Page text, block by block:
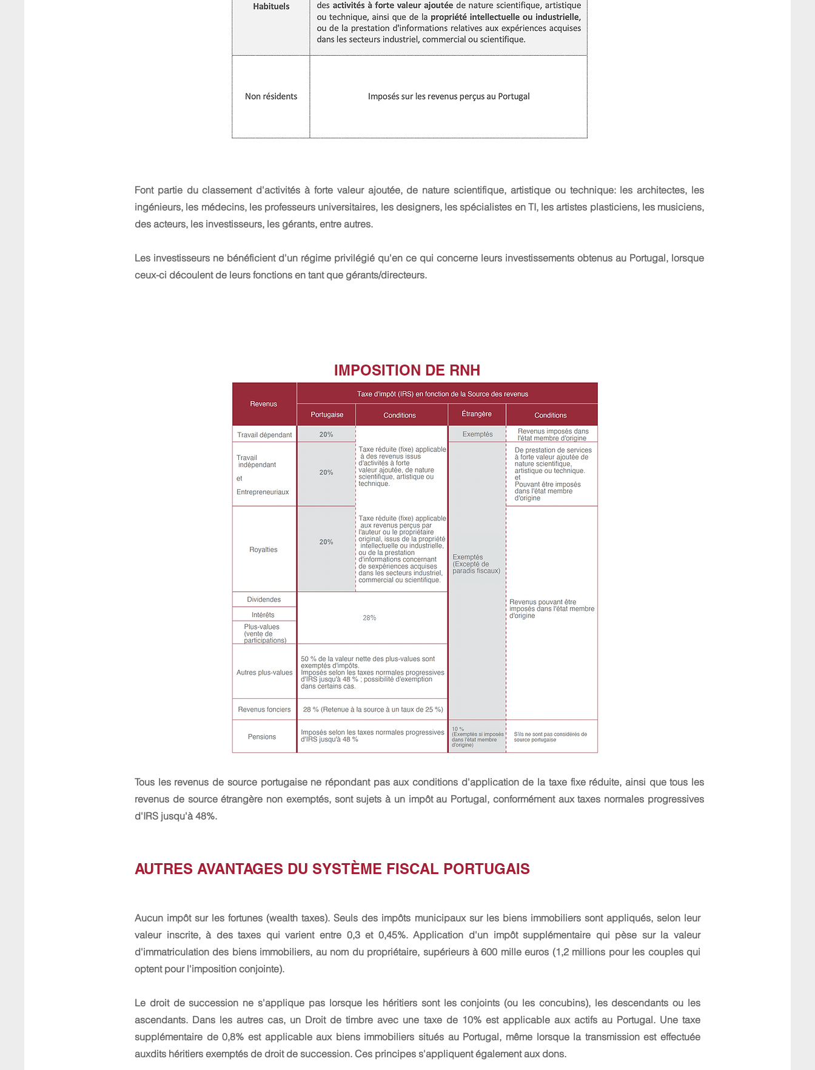
Font partie du classement d'activités à forte valeur ajoutée, de nature scientifique, artistique ou technique: les architectes, les
ingénieurs, les médecins, les professeurs universitaires, les designers, les spécialistes en TI, les artistes plasticiens, les musiciens,
des acteurs, les investisseurs, les gérants, entre autres.
Les investisseurs ne bénéficient d'un régime privilégié qu'en ce qui concerne leurs investissements obtenus au Portugal, lorsque
ceux-ci découlent de leurs fonctions en tant que gérants/directeurs.
IMPOSITION DE RNH
Tous les revenus de source portugaise ne répondant pas aux conditions d'application de la taxe fixe réduite, ainsi que tous les
revenus de source étrangère non exemptés, sont sujets à un impôt au Portugal, conformément aux taxes normales progressives
d'IRS jusqu'à 48%.
AUTRES AVANTAGES DU SYSTÈME FISCAL PORTUGAIS
Aucun impôt sur les fortunes (wealth taxes). Seuls des impôts municipaux sur les biens immobiliers sont appliqués, selon leur
valeur inscrite, à des taxes qui varient entre 0,3 et 0,45%. Application d'un impôt supplémentaire qui pèse sur la valeur
d'immatriculation des biens immobiliers, au nom du propriétaire, supérieurs à 600 mille euros (1,2 millions pour les couples qui
optent pour l'imposition conjointe).
Le droit de succession ne s'applique pas lorsque les héritiers sont les conjoints (ou les concubins), les descendants ou les
ascendants. Dans les autres cas, un Droit de timbre avec une taxe de 10% est applicable aux actifs au Portugal. Une taxe
supplémentaire de 0,8% est applicable aux biens immobiliers situés au Portugal, même lorsque la transmission est effectuée
auxdits héritiers exemptés de droit de succession. Ces principes s'appliquent également aux dons.